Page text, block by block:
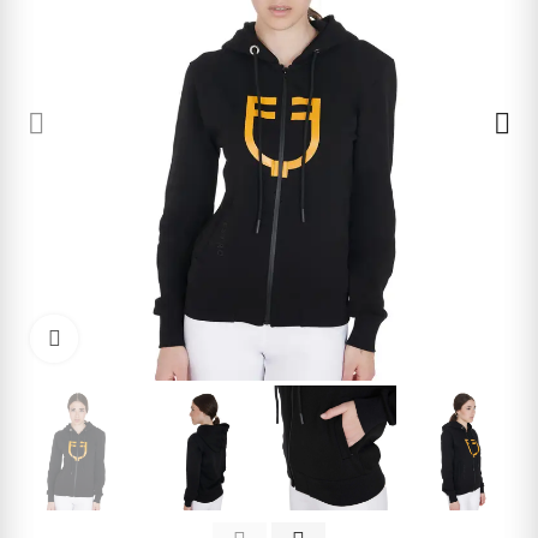
Click to enlarge